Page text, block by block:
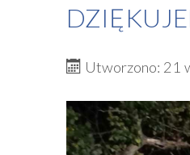
Utworzono: 21